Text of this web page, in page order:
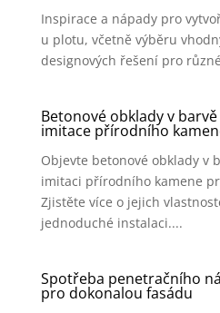
Inspirace a nápady pro
u plotu, včetně výběru
designových řešení pro
Betonové obklady v
imitace přírodního
Objevte betonové obklady v
imitaci přírodního kamene
Zjistěte více o jejich
jednoduché instalaci....
Spotřeba penetračního
pro dokonalou fasádu